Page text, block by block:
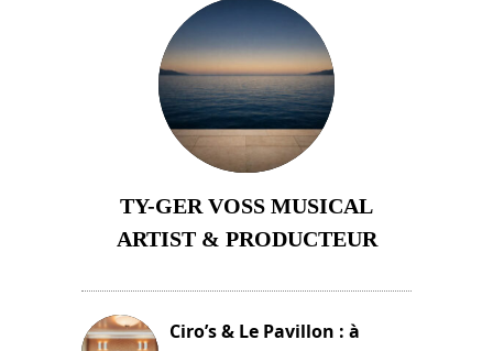
TY-GER VOSS MUSICAL
ARTIST & PRODUCTEUR
Ciro’s & Le Pavillon : à